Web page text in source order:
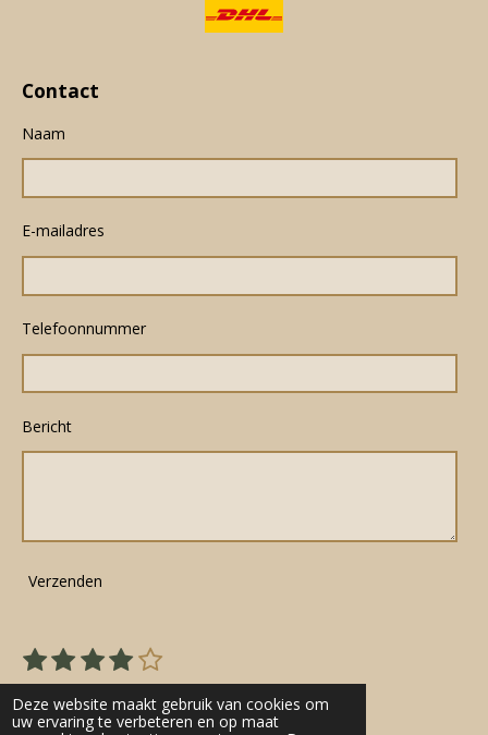
Deze website maakt gebruik van cookies om
uw ervaring te verbeteren en op maat
Contact
Naam
E-mailadres
Telefoonnummer
Bericht
Verzenden
R
a
t
1
s
t
2
s
t
3
s
t
4
s
t
5
s
t
S
e
m
22 stemmen